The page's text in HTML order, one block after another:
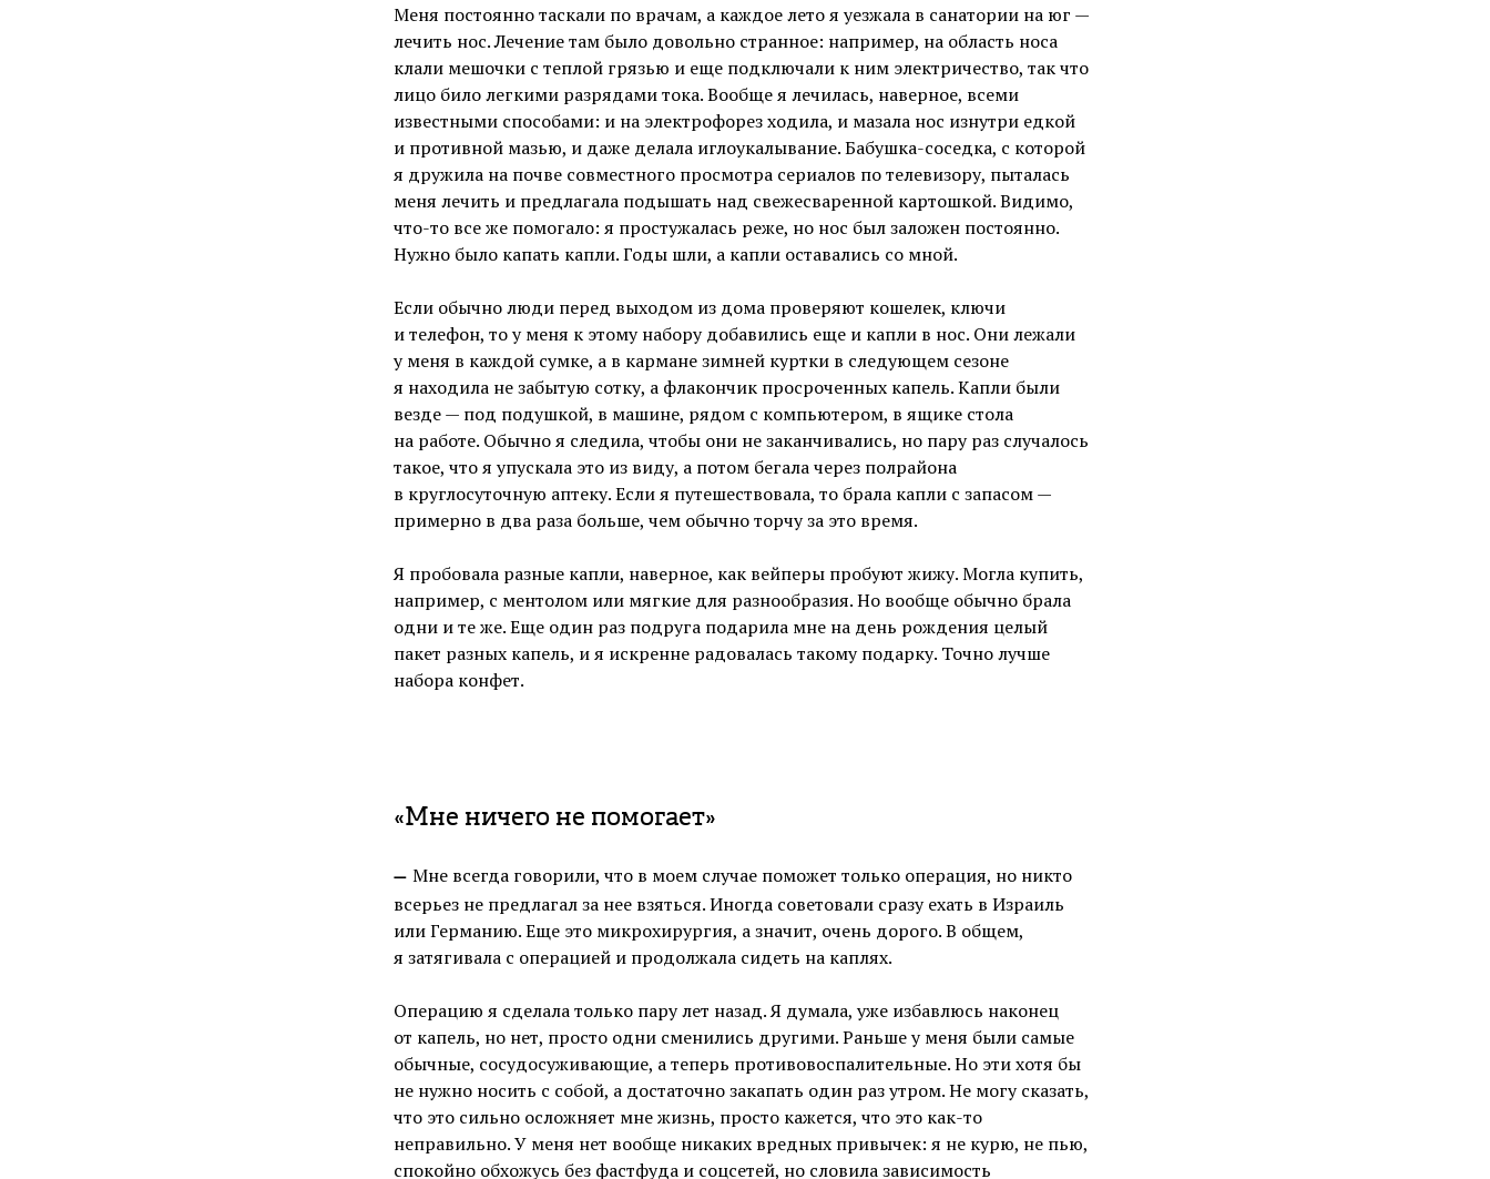
Меня постоянно таскали по врачам, а каждое лето я уезжала в санатории на юг —
лечить нос. Лечение там было довольно странное: например, на область носа
клали мешочки с теплой грязью и еще подключали к ним электричество, так что
лицо било легкими разрядами тока. Вообще я лечилась, наверное, всеми
известными способами: и на электрофорез ходила, и мазала нос изнутри едкой
и противной мазью, и даже делала иглоукалывание. Бабушка-соседка, с которой
я дружила на почве совместного просмотра сериалов по телевизору, пыталась
меня лечить и предлагала подышать над свежесваренной картошкой. Видимо,
что-то все же помогало: я простужалась реже, но нос был заложен постоянно.
Нужно было капать капли. Годы шли, а капли оставались со мной.
Если обычно люди перед выходом из дома проверяют кошелек, ключи
и телефон, то у меня к этому набору добавились еще и капли в нос. Они лежали
у меня в каждой сумке, а в кармане зимней куртки в следующем сезоне
я находила не забытую сотку, а флакончик просроченных капель. Капли были
везде — под подушкой, в машине, рядом с компьютером, в ящике стола
на работе. Обычно я следила, чтобы они не заканчивались, но пару раз случалось
такое, что я упускала это из виду, а потом бегала через полрайона
в круглосуточную аптеку. Если я путешествовала, то брала капли с запасом —
примерно в два раза больше, чем обычно торчу за это время.
Я пробовала разные капли, наверное, как вейперы пробуют жижу. Могла купить,
например, с ментолом или мягкие для разнообразия. Но вообще обычно брала
одни и те же. Еще один раз подруга подарила мне на день рождения целый
пакет разных капель, и я искренне радовалась такому подарку. Точно лучше
набора конфет.
«Мне ничего не помогает»
— Мне всегда говорили, что в моем случае поможет только операция, но никто
всерьез не предлагал за нее взяться. Иногда советовали сразу ехать в Израиль
или Германию. Еще это микрохирургия, а значит, очень дорого. В общем,
я затягивала с операцией и продолжала сидеть на каплях.
Операцию я сделала только пару лет назад. Я думала, уже избавлюсь наконец
от капель, но нет, просто одни сменились другими. Раньше у меня были самые
обычные, сосудосуживающие, а теперь противовоспалительные. Но эти хотя бы
не нужно носить с собой, а достаточно закапать один раз утром. Не могу сказать,
что это сильно осложняет мне жизнь, просто кажется, что это как-то
неправильно. У меня нет вообще никаких вредных привычек: я не курю, не пью,
спокойно обхожусь без фастфуда и соцсетей, но словила зависимость